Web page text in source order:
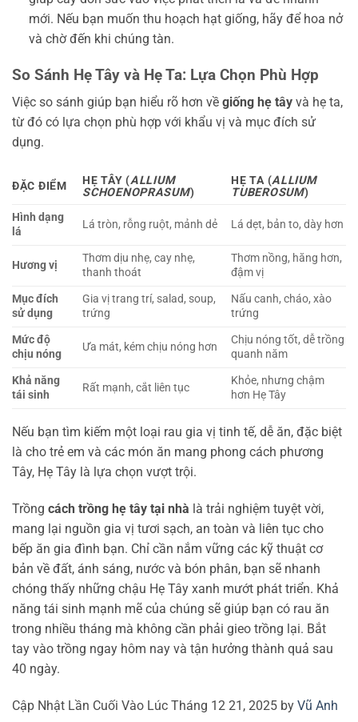
mới. Nếu bạn muốn thu hoạch hạt giống, hãy để hoa nở
và chờ đến khi chúng tàn.
So Sánh Hẹ Tây và Hẹ Ta: Lựa Chọn Phù Hợp
Việc so sánh giúp bạn hiểu rõ hơn về giống hẹ tây và hẹ ta,
từ đó có lựa chọn phù hợp với khẩu vị và mục đích sử
dụng.
ĐẶC ĐIỂM HẸ TÂY (ALLIUM
SCHOENOPRASUM)
HẸ TA (ALLIUM
TUBEROSUM)
Hình dạng
lá
Lá tròn, rỗng ruột, mảnh dẻ Lá dẹt, bản to, dày hơn
Hương vị
Thơm dịu nhẹ, cay nhẹ,
thanh thoát
Thơm nồng, hăng hơn,
đậm vị
Mục đích
sử dụng
Gia vị trang trí, salad, soup,
trứng
Nấu canh, cháo, xào
trứng
Mức độ
chịu nóng
Ưa mát, kém chịu nóng hơn
Chịu nóng tốt, dễ trồng
quanh năm
Khả năng
tái sinh
Rất mạnh, cắt liên tục
Khỏe, nhưng chậm
hơn Hẹ Tây
Nếu bạn tìm kiếm một loại rau gia vị tinh tế, dễ ăn, đặc biệt
là cho trẻ em và các món ăn mang phong cách phương
Tây, Hẹ Tây là lựa chọn vượt trội.
Trồng cách trồng hẹ tây tại nhà là trải nghiệm tuyệt vời,
mang lại nguồn gia vị tươi sạch, an toàn và liên tục cho
bếp ăn gia đình bạn. Chỉ cần nắm vững các kỹ thuật cơ
bản về đất, ánh sáng, nước và bón phân, bạn sẽ nhanh
chóng thấy những chậu Hẹ Tây xanh mướt phát triển. Khả
năng tái sinh mạnh mẽ của chúng sẽ giúp bạn có rau ăn
trong nhiều tháng mà không cần phải gieo trồng lại. Bắt
tay vào trồng ngay hôm nay và tận hưởng thành quả sau
40 ngày.
Cập Nhật Lần Cuối Vào Lúc Tháng 12 21, 2025 by Vũ Anh